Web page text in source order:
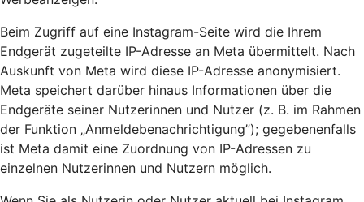
Beim Zugriff auf eine Instagram-Seite wird die Ihrem
Endgerät zugeteilte IP-Adresse an Meta übermittelt. Nach
Auskunft von Meta wird diese IP-Adresse anonymisiert.
Meta speichert darüber hinaus Informationen über die
Endgeräte seiner Nutzerinnen und Nutzer (z. B. im Rahmen
der Funktion „Anmeldebenachrichtigung”); gegebenenfalls
ist Meta damit eine Zuordnung von IP-Adressen zu
einzelnen Nutzerinnen und Nutzern möglich.